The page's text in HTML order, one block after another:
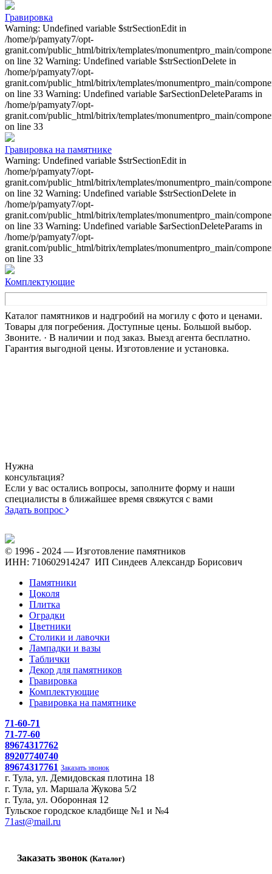
Гравировка
Warning: Undefined variable $strSectionEdit in
/home/p/pamyaty7/opt-
granit.com/public_html/bitrix/templates/monumentpro_main/
on line 32 Warning: Undefined variable $strSectionDelete in
/home/p/pamyaty7/opt-
granit.com/public_html/bitrix/templates/monumentpro_main/
on line 33 Warning: Undefined variable $arSectionDeleteParams in
/home/p/pamyaty7/opt-
granit.com/public_html/bitrix/templates/monumentpro_main/
on line 33
Гравировка на памятнике
Warning: Undefined variable $strSectionEdit in
/home/p/pamyaty7/opt-
granit.com/public_html/bitrix/templates/monumentpro_main/
on line 32 Warning: Undefined variable $strSectionDelete in
/home/p/pamyaty7/opt-
granit.com/public_html/bitrix/templates/monumentpro_main/
on line 33 Warning: Undefined variable $arSectionDeleteParams in
/home/p/pamyaty7/opt-
granit.com/public_html/bitrix/templates/monumentpro_main/
on line 33
Комплектующие
Каталог памятников и надгробий на могилу с фото и ценами.
Товары для погребения. Доступные цены. Большой выбор.
Звоните. · В наличии и под заказ. Выезд агента бесплатно.
Гарантия выгодной цены. Изготовление и установка.
Нужна
консультация?
Если у вас остались вопросы, заполните форму и наши
специалисты в ближайшее время свяжутся с вами
Задать вопрос
© 1996 - 2024 — Изготовление памятников
ИНН: 710602914247 ИП Синдеев Александр Борисович
Памятники
Цоколя
Плитка
Оградки
Цветники
Столики и лавочки
Лампадки и вазы
Таблички
Декор для памятников
Гравировка
Комплектующие
Гравировка на памятнике
71-60-71
71-77-60
89674317762
89207740740
89674317761 Заказать звонок
г. Тула, ул. Демидовская плотина 18
г. Тула, ул. Маршала Жукова 5/2
г. Тула, ул. Оборонная 12
Тульское городское кладбище №1 и №4
71ast@mail.ru
Заказать звонок (Каталог)